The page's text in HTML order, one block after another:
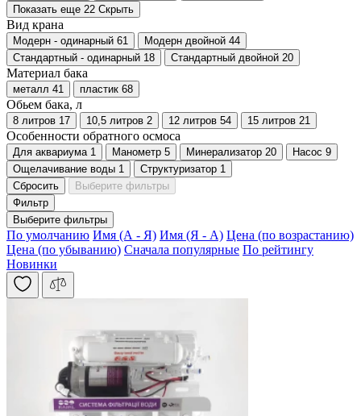
Показать еще 22 Скрыть
Вид крана
Модерн - одинарный 61 Модерн двойной 44
Стандартный - одинарный 18 Стандартный двойной 20
Материал бака
металл 41 пластик 68
Обьем бака, л
8 литров 17 10,5 литров 2 12 литров 54 15 литров 21
Особенности обратного осмоса
Для аквариума 1 Манометр 5 Минерализатор 20 Насос 9
Ощелачивание воды 1 Структуризатор 1
Сбросить
Выберите фильтры
Фильтр
Выберите фильтры
По умолчанию Имя (А - Я) Имя (Я - А) Цена (по возрастанию)
Цена (по убыванию) Сначала популярные По рейтингу
Новинки